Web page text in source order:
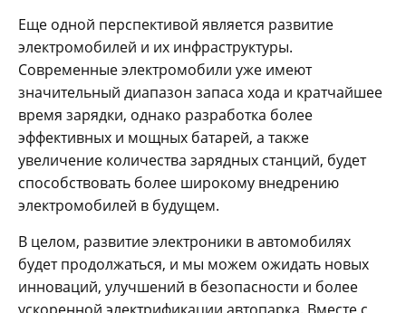
Еще одной перспективой является развитие
электромобилей и их инфраструктуры.
Современные электромобили уже имеют
значительный диапазон запаса хода и кратчайшее
время зарядки, однако разработка более
эффективных и мощных батарей, а также
увеличение количества зарядных станций, будет
способствовать более широкому внедрению
электромобилей в будущем.
В целом, развитие электроники в автомобилях
будет продолжаться, и мы можем ожидать новых
инноваций, улучшений в безопасности и более